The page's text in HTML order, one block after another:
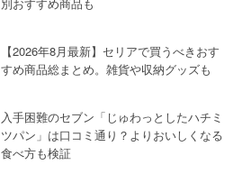
【2026年8月最新】セリアで買うべきおす
すめ商品総まとめ。雑貨や収納グッズも
入手困難のセブン「じゅわっとしたハチミ
ツパン」は口コミ通り？よりおいしくなる
食べ方も検証